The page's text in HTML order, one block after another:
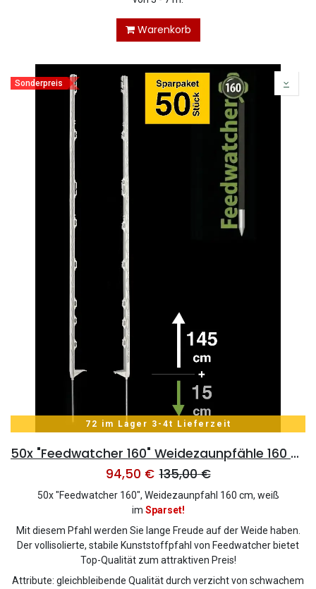
Warenkorb
Sonderpreis
72 im Lager 3-4t Lieferzeit
50x "Feedwatcher 160" Weidezaunpfähle 160 cm, 10 Ösen, weiß
94,50 € 135,00€
50x "Feedwatcher 160", Weidezaunpfahl 160 cm, weiß
im Sparset!
Mit diesem Pfahl werden Sie lange Freude auf der Weide haben.
Der vollisolierte, stabile Kunststoffpfahl von Feedwatcher bietet
Top-Qualität zum attraktiven Preis!
Attribute: gleichbleibende Qualität durch verzicht von schwachem